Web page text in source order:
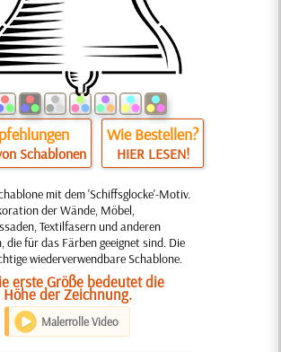
Schablonen
Wie Bestellen?
HIER LESEN!
mit dem 'Schiffsglocke'-Motiv.
der Wände, Möbel,
Textilfasern und anderen
die für das Färben geeignet sind. Die
wiederverwendbare Schablone.
erste Größe bedeutet die
Höhe der Zeichnung.
Malerrolle Video